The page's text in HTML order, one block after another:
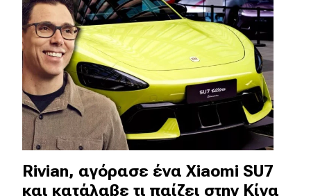
Rivian, αγόρασε ένα Xiaomi SU7
και κατάλαβε τι παίζει στην Κίνα